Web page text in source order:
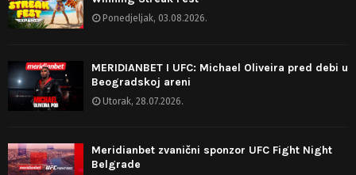
Ponedjeljak, 03.08.2026.
MERIDIANBET I UFC: Michael Oliveira pred debi u
Beogradskoj areni
Utorak, 28.07.2026.
Meridianbet zvanični sponzor UFC Fight Night
Belgrade